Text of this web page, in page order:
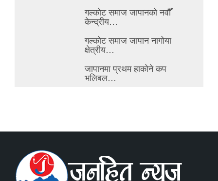
गल्कोट समाज जापानको नवौँ
केन्द्रीय…
गल्कोट समाज जापान नागोया
क्षेत्रीय…
जापानमा प्रथम हाकोने कप
भलिबल…